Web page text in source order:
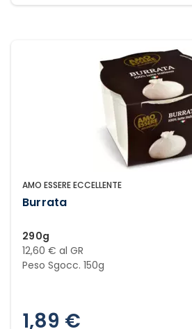
AMO ESSERE ECCELLENTE
Burrata
290g
12,60 € al GR
Peso Sgocc. 150g
1,89 €